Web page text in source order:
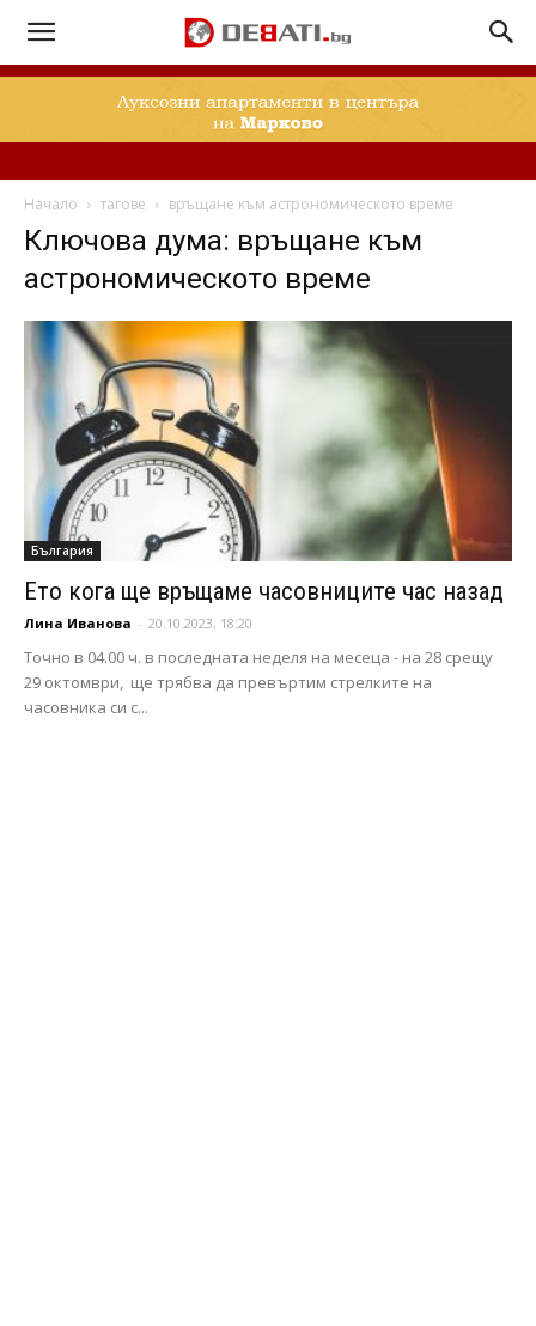
Начало тагове връщане към астрономическото време
Ключова дума: връщане към
астрономическото време
България
Ето кога ще връщаме часовниците час назад
Лина Иванова - 20.10.2023, 18:20
Точно в 04.00 ч. в последната неделя на месеца - на 28 срещу
29 октомври, ще трябва да превъртим стрелките на
часовника си с...